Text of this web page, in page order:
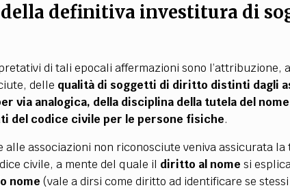
definitiva investitura di
di tali epocali affermazioni sono l’attribuzione,
delle qualità di soggetti di diritto distinti dagli
via analogica, della disciplina della tutela del
del codice civile per le persone fisiche.
alle associazioni non riconosciute veniva assicurata
civile, a mente del quale il diritto al nome si
nome (vale a dirsi come diritto ad identificare se stessi